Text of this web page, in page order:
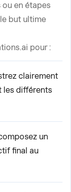
en étapes
but ultime
pour :
clairement
les différents
un
final au